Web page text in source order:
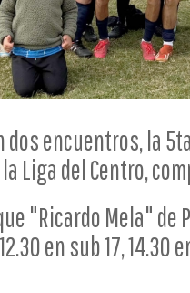
dos encuentros, la
Liga del Centro,
"Ricardo Mela"
en sub 17, 14.30